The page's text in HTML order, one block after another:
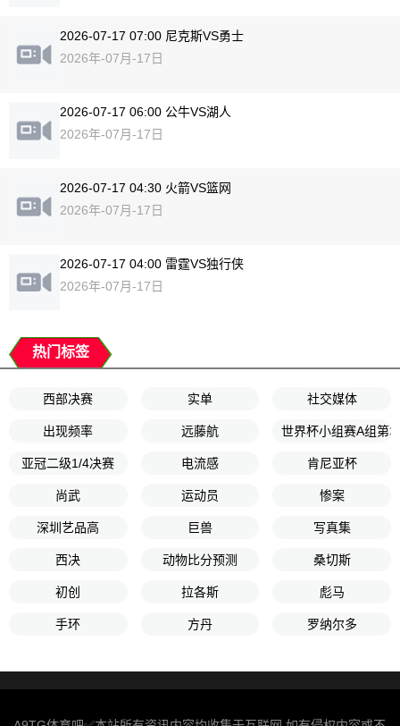
2026-07-17 07:00 尼克斯VS勇士
2026年-07月-17日
2026-07-17 06:00 公牛VS湖人
2026年-07月-17日
2026-07-17 04:30 火箭VS篮网
2026年-07月-17日
2026-07-17 04:00 雷霆VS独行侠
2026年-07月-17日
热门标签
西部决赛 实单 社交媒体
出现频率 远藤航 世界杯小组赛A组第2
亚冠二级1/4决赛 电流感 肯尼亚杯
尚武 运动员 惨案
深圳艺品高 巨兽 写真集
西决 动物比分预测 桑切斯
初创 拉各斯 彪马
手环 方丹 罗纳尔多